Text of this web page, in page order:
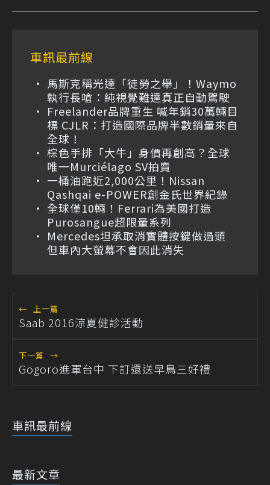
車訊最前線
馬斯克稱光達「徒勞之舉」！Waymo
執行長嗆：純視覺難達真正自動駕駛
Freelander品牌重生 喊年銷30萬輛目
標 CJLR：打造國際品牌半數銷量來自
全球！
棕色手排「大牛」身價再創高？全球
唯一Murciélago SV拍賣
一桶油跑近2,000公里！Nissan
Qashqai e-POWER創金氏世界紀錄
全球僅10輛！Ferrari為美國打造
Purosangue超限量系列
Mercedes坦承取消實體按鍵做過頭
但車內大螢幕不會因此消失
← 上一篇
Saab 2016涼夏健診活動
下一篇 →
Gogoro進軍台中 下訂還送早鳥三好禮
車訊最前線
最新文章